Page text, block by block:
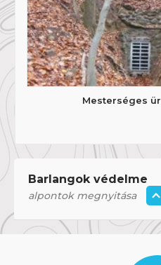
Mesterséges
Barlangok védelme
alpontok megnyitása